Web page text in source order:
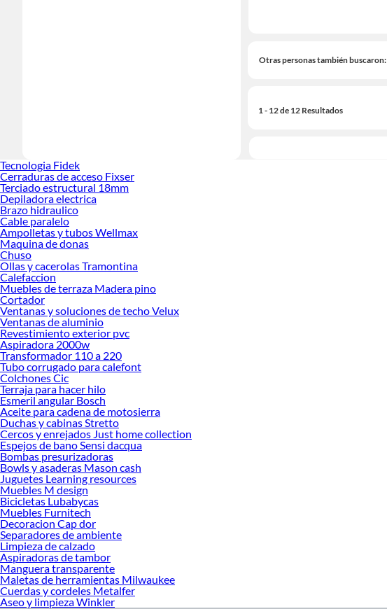
Otras personas también buscaron:
1 - 12 de 12 Resultados
Tecnologia Fidek
Cerraduras de acceso Fixser
Terciado estructural 18mm
Depiladora electrica
Brazo hidraulico
Cable paralelo
Ampolletas y tubos Wellmax
Maquina de donas
Chuso
Ollas y cacerolas Tramontina
Calefaccion
Muebles de terraza Madera pino
Cortador
Ventanas y soluciones de techo Velux
Ventanas de aluminio
Revestimiento exterior pvc
Aspiradora 2000w
Transformador 110 a 220
Tubo corrugado para calefont
Colchones Cic
Terraja para hacer hilo
Esmeril angular Bosch
Aceite para cadena de motosierra
Duchas y cabinas Stretto
Cercos y enrejados Just home collection
Espejos de bano Sensi dacqua
Bombas presurizadoras
Bowls y asaderas Mason cash
Juguetes Learning resources
Muebles M design
Bicicletas Lubabycas
Muebles Furnitech
Decoracion Cap dor
Separadores de ambiente
Limpieza de calzado
Aspiradoras de tambor
Manguera transparente
Maletas de herramientas Milwaukee
Cuerdas y cordeles Metalfer
Aseo y limpieza Winkler